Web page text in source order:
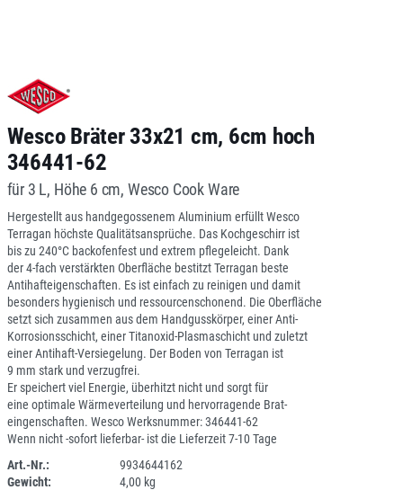
Wesco Bräter 33x21 cm, 6cm hoch
346441-62
für 3 L, Höhe 6 cm, Wesco Cook Ware
Hergestellt aus handgegossenem Aluminium erfüllt Wesco
Terragan höchste Qualitätsansprüche. Das Kochgeschirr ist
bis zu 240°C backofenfest und extrem pflegeleicht. Dank
der 4-fach verstärkten Oberfläche bestitzt Terragan beste
Antihafteigenschaften. Es ist einfach zu reinigen und damit
besonders hygienisch und ressourcenschonend. Die Oberfläche
setzt sich zusammen aus dem Handgusskörper, einer Anti-
Korrosionsschicht, einer Titanoxid-Plasmaschicht und zuletzt
einer Antihaft-Versiegelung. Der Boden von Terragan ist
9 mm stark und verzugfrei.
Er speichert viel Energie, überhitzt nicht und sorgt für
eine optimale Wärmeverteilung und hervorragende Brat-
eingenschaften. Wesco Werksnummer: 346441-62
Wenn nicht -sofort lieferbar- ist die Lieferzeit 7-10 Tage
Art.-Nr.:
9934644162
Gewicht:
4,00 kg